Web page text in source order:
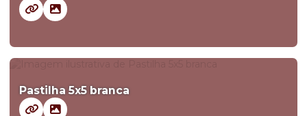
Pastilha 5x5 branca